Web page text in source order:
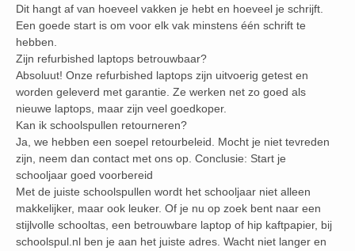
Dit hangt af van hoeveel vakken je hebt en hoeveel je schrijft.
Een goede start is om voor elk vak minstens één schrift te
hebben.
Zijn refurbished laptops betrouwbaar?
Absoluut! Onze refurbished laptops zijn uitvoerig getest en
worden geleverd met garantie. Ze werken net zo goed als
nieuwe laptops, maar zijn veel goedkoper.
Kan ik schoolspullen retourneren?
Ja, we hebben een soepel retourbeleid. Mocht je niet tevreden
zijn, neem dan contact met ons op. Conclusie: Start je
schooljaar goed voorbereid
Met de juiste schoolspullen wordt het schooljaar niet alleen
makkelijker, maar ook leuker. Of je nu op zoek bent naar een
stijlvolle schooltas, een betrouwbare laptop of hip kaftpapier, bij
schoolspul.nl ben je aan het juiste adres. Wacht niet langer en